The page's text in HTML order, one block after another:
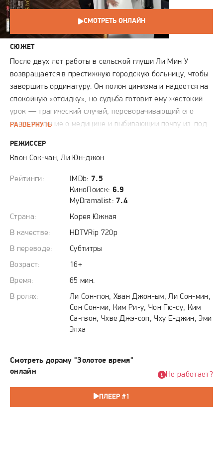
СМОТРЕТЬ ОНЛАЙН
СЮЖЕТ
После двух лет работы в сельской глуши Ли Мин У
возвращается в престижную городскую больницу, чтобы
завершить ординатуру. Он полон цинизма и надеется на
спокойную «отсидку», но судьба готовит ему жестокий
урок — трагический случай, переворачивающий его
представление о медицине и выбивающий почву из-под
своему статусу, жаждет доказать профессиональную
состоятельность без опоры на громкое имя. Их пути
пересекаются под началом харизматичного и
бескомпромиссного хирурга Чхве Ин Хёка, чья
источником внутреннего перерождения, заставляя
каждого заново найти свой путь в профессии.
РАЗВЕРНУТЬ
РЕЖИССЕР
Квон Сок-чан, Ли Юн-джон
Рейтинги: IMDb: 7.5
КиноПоиск: 6.9
MyDramalist: 7.4
Страна:
Корея Южная
В качестве:
HDTVRip 720p
В переводе:
Субтитры
Возраст:
16+
Время:
65 мин.
В ролях:
Ли Сон-гюн, Хван Джон-ым, Ли Сон-мин,
Сон Сон-ми, Ким Ри-у, Чон Гю-су, Ким
Са-гвон, Чхве Джэ-соп, Чху Е-джин, Эми
Элха
Смотреть дораму "Золотое время"
онлайн
ПЛЕЕР #1
Не работает?